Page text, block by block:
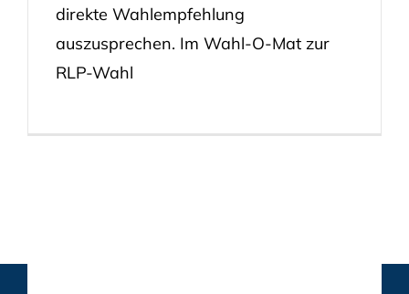
direkte Wahlempfehlung
auszusprechen. Im Wahl-O-Mat zur
RLP-Wahl